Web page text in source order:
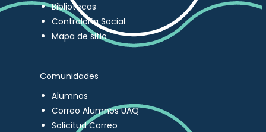
Bibliotecas
Contraloría Social
Mapa de sitio
Comunidades
Alumnos
Correo Alumnos UAQ
Solicitud Correo